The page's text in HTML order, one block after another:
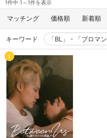
1件中 1～1件を表示
マッチング 価格順 新着順
キーワード 「BL」・「ブロマ
1